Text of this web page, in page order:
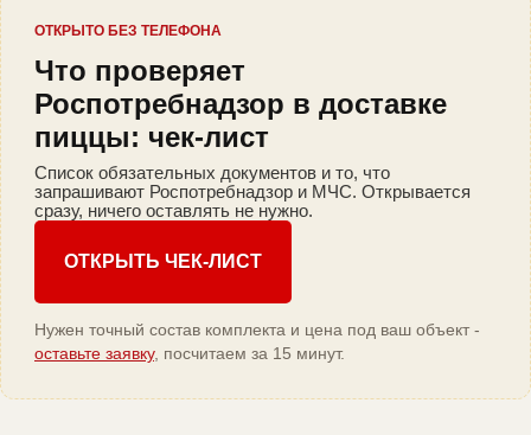
ОТКРЫТО БЕЗ ТЕЛЕФОНА
Что проверяет
Роспотребнадзор в доставке
пиццы: чек-лист
Список обязательных документов и то, что
запрашивают Роспотребнадзор и МЧС. Открывается
сразу, ничего оставлять не нужно.
ОТКРЫТЬ ЧЕК-ЛИСТ
Нужен точный состав комплекта и цена под ваш объект -
оставьте заявку, посчитаем за 15 минут.